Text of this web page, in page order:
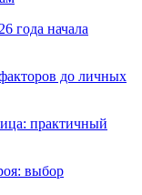
года начала
до личных
практичный
выбор